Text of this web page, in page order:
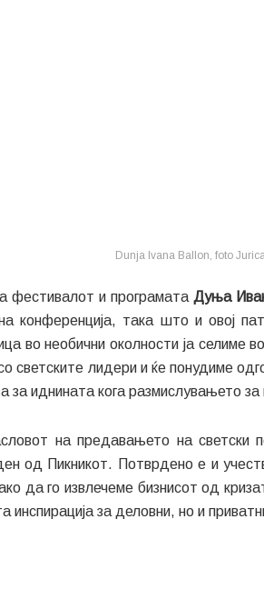
Dunja Ivana Ballon, foto
фестивалот и програмата Дуња
конференција, така што и овој
во необични околности ја селиме
светските лидери и ќе понудиме
за иднината кога размислувањето
на предавањето на светски
од Пикникот. Потврдено е и
да го извлечеме бизнисот од
инспирација за деловни, но и